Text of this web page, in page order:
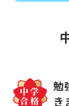
勉
き